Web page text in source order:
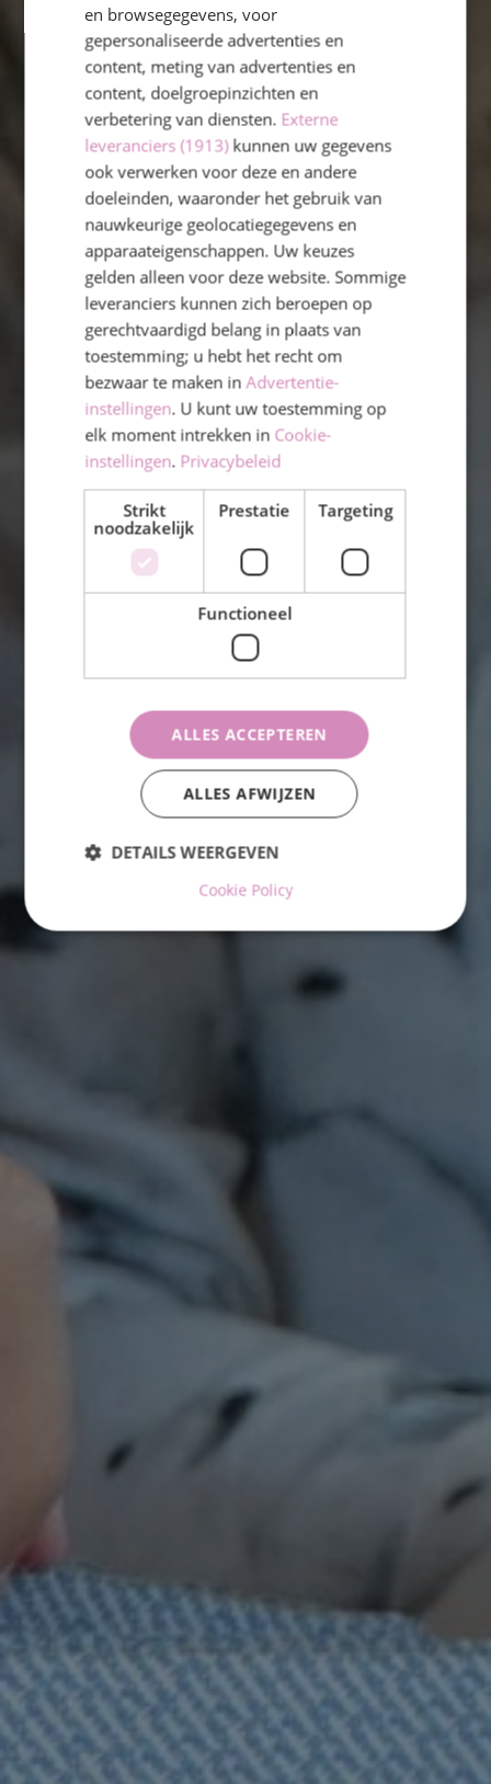
SINT
ADALBERTUSSCHOOL
Speel, leer en verwonder
Contact
en browsegegevens, voor
gepersonaliseerde advertenties en
content, meting van advertenties en
content, doelgroepinzichten en
verbetering van diensten. Externe
leveranciers (1913)kunnen uw gegevens
ook verwerken voor deze en andere
doeleinden, waaronder het gebruik van
nauwkeurige geolocatiegegevens en
apparaateigenschappen. Uw keuzes
gelden alleen voor deze website. Sommige
leveranciers kunnen zich beroepen op
gerechtvaardigd belang in plaats van
toestemming; u hebt het recht om
bezwaar te maken inAdvertentie-
instellingen. U kunt uw toestemming op
elk moment intrekken in Cookie-
instellingen. Privacybeleid
Strikt
noodzakelijk
Prestatie Targeting
Functioneel
ALLES ACCEPTEREN
ALLES AFWIJZEN
DETAILS WEERGEVEN
Cookie Policy